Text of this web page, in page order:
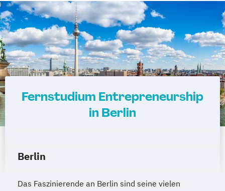
Fernstudium Entrepreneurship
in Berlin
Berlin
Das Faszinierende an Berlin sind seine vielen